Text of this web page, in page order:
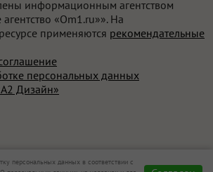
персональных данных в соответствии с
информационным агентством
«Om1.ru»». На
применяются рекомендательные
персональных данных
Дизайн»